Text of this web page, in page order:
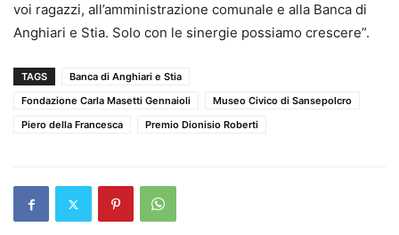
voi ragazzi, all’amministrazione comunale e alla Banca di
Anghiari e Stia. Solo con le sinergie possiamo crescere”.
TAGS
Banca di Anghiari e Stia
Fondazione Carla Masetti Gennaioli
Museo Civico di Sansepolcro
Piero della Francesca
Premio Dionisio Roberti